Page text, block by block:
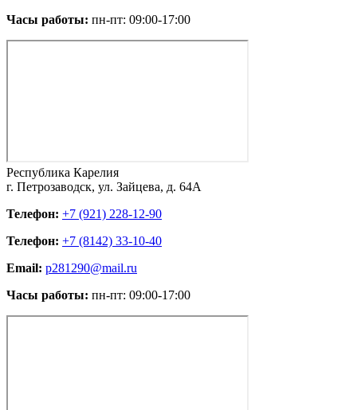
Часы работы: пн-пт: 09:00-17:00
Республика Карелия
г. Петрозаводск, ул. Зайцева, д. 64А
Телефон: +7 (921) 228-12-90
Телефон: +7 (8142) 33-10-40
Email: p281290@mail.ru
Часы работы: пн-пт: 09:00-17:00